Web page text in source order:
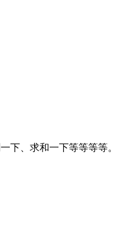
下、求和一下等等等等。